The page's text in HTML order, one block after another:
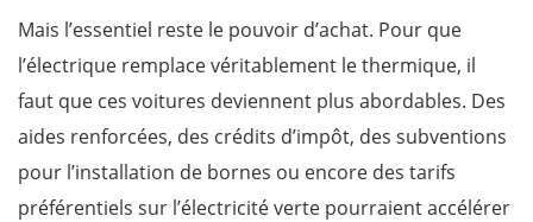
Mais l’essentiel reste le pouvoir d’achat. Pour que
l’électrique remplace véritablement le thermique, il
faut que ces voitures deviennent plus abordables. Des
aides renforcées, des crédits d’impôt, des subventions
pour l’installation de bornes ou encore des tarifs
préférentiels sur l’électricité verte pourraient accélérer